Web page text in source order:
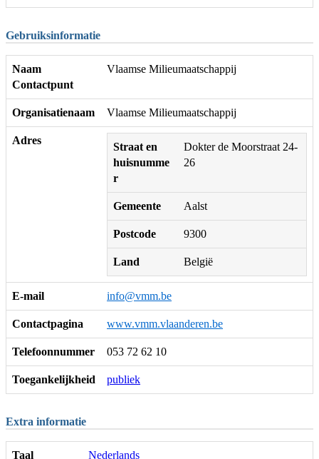
Gebruiksinformatie
Naam
Contactpunt
Vlaamse Milieumaatschappij
Organisatienaam Vlaamse Milieumaatschappij
Adres
Straat en
huisnumme
r
Dokter de Moorstraat 24-
26
Gemeente Aalst
Postcode 9300
Land België
E-mail info@vmm.be
Contactpagina www.vmm.vlaanderen.be
Telefoonnummer 053 72 62 10
Toegankelijkheid publiek
Extra informatie
Taal Nederlands